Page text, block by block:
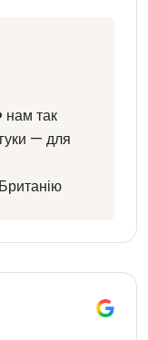
нам так
— для